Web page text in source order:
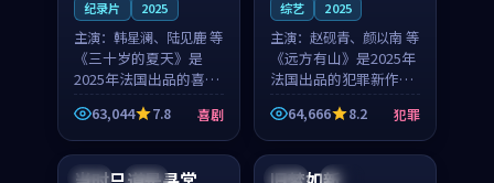
纪录片 2025
主演： 韩星澜、陆见鹿 等
《三十岁的夏天》是
2025年法国出品的喜剧
新作，主创团队希望用
深夜电台的故事让观众
停下来想一想。韩星澜
63,044 7.8 喜剧
综艺 2025
主演： 赵砚青、颜以南 等
《远方有山》是2025年
法国出品的犯罪新作，
主创团队希望用高校追
梦的故事让观众停下来
想一想。赵砚青领衔，
颜以南担任重要角色，
64,666 8.2 犯罪
泰国 杜比 中国 高分